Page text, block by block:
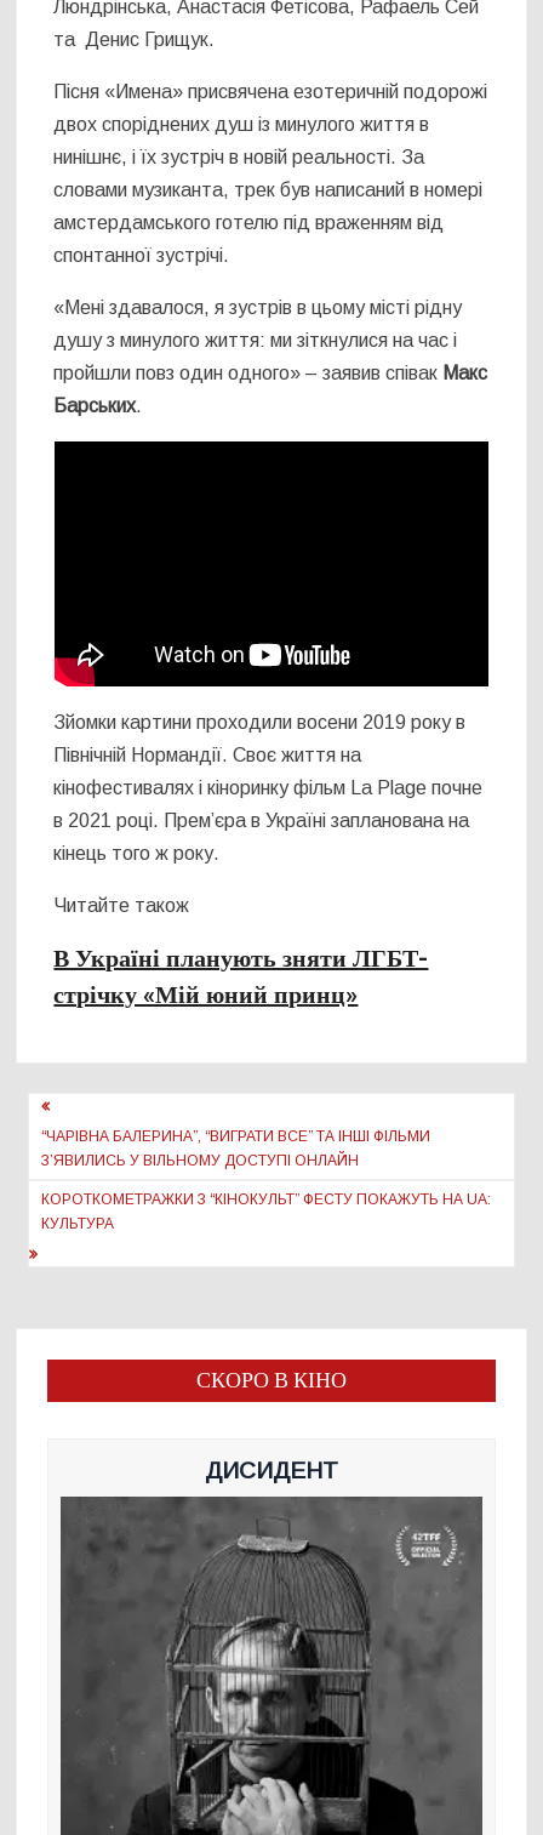
Люндрінська, Анастасія Фетісова, Рафаель Сей
та Денис Грищук.
​Пісня «Имена» присвячена езотеричній подорожі
двох споріднених душ із минулого життя в
нинішнє, і їх зустріч в новій реальності. За
словами музиканта, трек був написаний в номері
амстердамського готелю під враженням від
спонтанної зустрічі.
«Мені здавалося, я зустрів в цьому місті рідну
душу з минулого життя: ми зіткнулися на час і
пройшли повз один одного» – заявив співак Макс
Барських.
Зйомки картини проходили восени 2019 року в
Північній Нормандії. Своє життя на
кінофестивалях і кіноринку фільм La Plage почне
в 2021 році. Прем’єра в Україні запланована на
кінець того ж року.
​Читайте також
В Україні планують зняти ЛГБТ-
стрічку «Мій юний принц»
Навігація
записів
“ЧАРІВНА БАЛЕРИНА”, “ВИГРАТИ ВСЕ” ТА ІНШІ ФІЛЬМИ
З’ЯВИЛИСЬ У ВІЛЬНОМУ ДОСТУПІ ОНЛАЙН
КОРОТКОМЕТРАЖКИ З “КІНОКУЛЬТ” ФЕСТУ ПОКАЖУТЬ НА UA:
КУЛЬТУРА
СКОРО В КІНО
ДИСИДЕНТ